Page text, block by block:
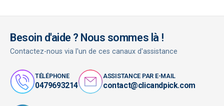
Besoin d'aide ? Nous sommes là !
Contactez-nous via l'un de ces canaux d'assistance
TÉLÉPHONE
0479693214
ASSISTANCE PAR E-MAIL
contact@clicandpick.com